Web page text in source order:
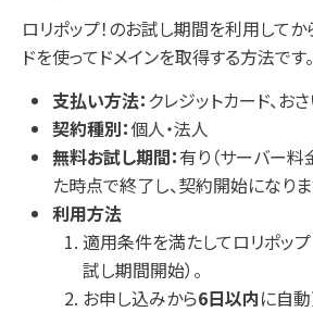
ロリポップ！のお試し期間を利用してか
ドを使ってドメインを取得する方法です。
支払い方法： クレジットカード、お
契約種別：個人・法人
無料お試し期間：有り（サーバー
た時点で終了し、契約開始になりま
利用方法
適用条件を満たしてロリポップ
試し期間開始）。
お申し込みから6日以内に自